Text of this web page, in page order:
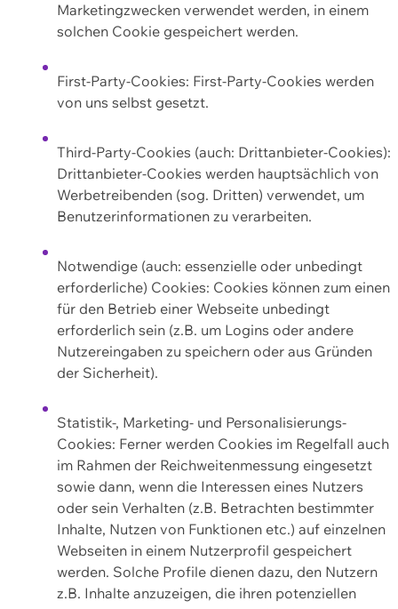
Marketingzwecken verwendet werden, in einem
solchen Cookie gespeichert werden.
First-Party-Cookies: First-Party-Cookies werden
von uns selbst gesetzt.
Third-Party-Cookies (auch: Drittanbieter-Cookies):
Drittanbieter-Cookies werden hauptsächlich von
Werbetreibenden (sog. Dritten) verwendet, um
Benutzerinformationen zu verarbeiten.
Notwendige (auch: essenzielle oder unbedingt
erforderliche) Cookies: Cookies können zum einen
für den Betrieb einer Webseite unbedingt
erforderlich sein (z.B. um Logins oder andere
Nutzereingaben zu speichern oder aus Gründen
der Sicherheit).
Statistik-, Marketing- und Personalisierungs-
Cookies: Ferner werden Cookies im Regelfall auch
im Rahmen der Reichweitenmessung eingesetzt
sowie dann, wenn die Interessen eines Nutzers
oder sein Verhalten (z.B. Betrachten bestimmter
Inhalte, Nutzen von Funktionen etc.) auf einzelnen
Webseiten in einem Nutzerprofil gespeichert
werden. Solche Profile dienen dazu, den Nutzern
z.B. Inhalte anzuzeigen, die ihren potenziellen